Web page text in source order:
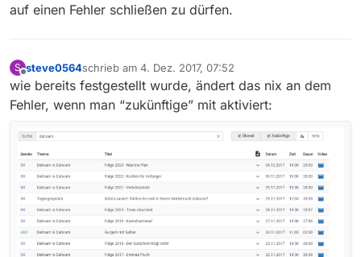
auf einen Fehler schließen zu dürfen.
S
Offline
steve0564schrieb am 4. Dez. 2017, 07:52
zuletzt editiert von
wie bereits festgestellt wurde, ändert das nix an dem
Fehler, wenn man “zukünftige” mit aktiviert: